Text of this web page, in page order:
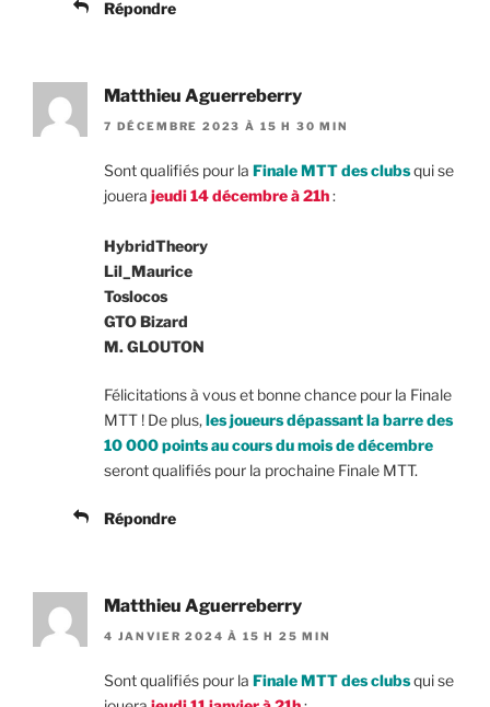
Répondre
Matthieu Aguerreberry
7 DÉCEMBRE 2023 À 15 H 30 MIN
Sont qualifiés pour la Finale MTT des clubsqui se
jouera jeudi 14 décembre à 21h:
HybridTheory
Lil_Maurice
Toslocos
GTO Bizard
M. GLOUTON
Félicitations à vous et bonne chance pour la Finale
MTT ! De plus,les joueurs dépassant la barre des
10 000 points au cours du mois de décembre
seront qualifiés pour la prochaine Finale MTT.
Répondre
Matthieu Aguerreberry
4 JANVIER 2024 À 15 H 25 MIN
Sont qualifiés pour la Finale MTT des clubsqui se